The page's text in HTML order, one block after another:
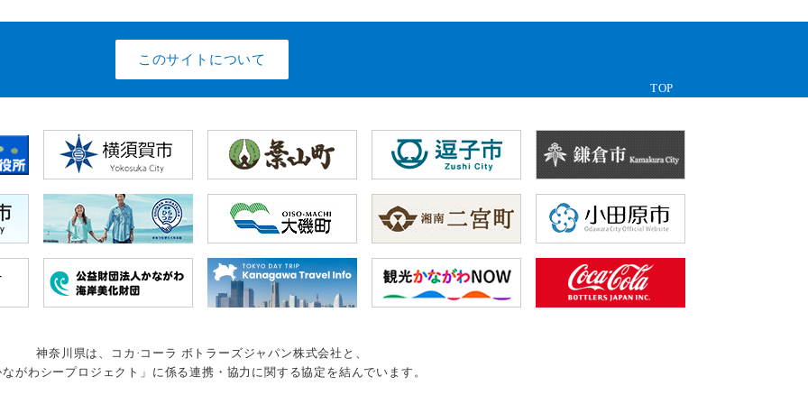
このサイトについて
神奈川県は、コカ·コーラ ボトラーズジャパン株式会社と、
ながわシープロジェクト」に係る連携・協力に関する協定を結んでいます。
TOP